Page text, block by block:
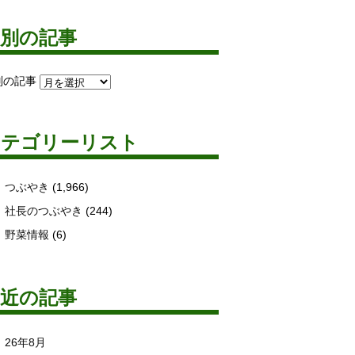
の記事
の記事
ゴリーリスト
つぶやき (1,966)
社長のつぶやき (244)
野菜情報 (6)
の記事
26年8月